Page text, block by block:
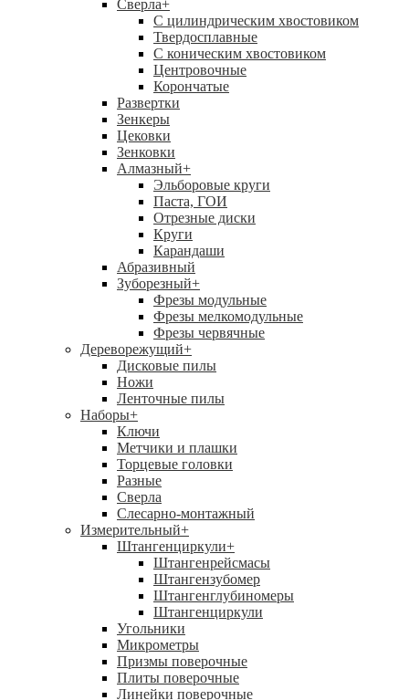
Сверла+
С цилиндрическим хвостовиком
Твердосплавные
С коническим хвостовиком
Центровочные
Корончатые
Развертки
Зенкеры
Цековки
Зенковки
Алмазный+
Эльборовые круги
Паста, ГОИ
Отрезные диски
Круги
Карандаши
Абразивный
Зуборезный+
Фрезы модульные
Фрезы мелкомодульные
Фрезы червячные
Дереворежущий+
Дисковые пилы
Ножи
Ленточные пилы
Наборы+
Ключи
Метчики и плашки
Торцевые головки
Разные
Сверла
Слесарно-монтажный
Измерительный+
Штангенциркули+
Штангенрейсмасы
Штангензубомер
Штангенглубиномеры
Штангенциркули
Угольники
Микрометры
Призмы поверочные
Плиты поверочные
Линейки поверочные